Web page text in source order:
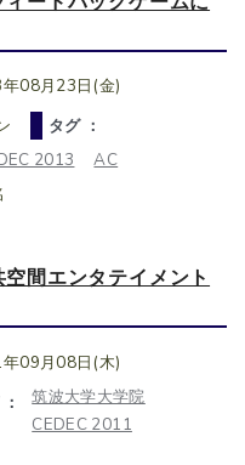
08月23日(金)
タグ ：
2013
AC
間エンタテイメント
09月08日(木)
筑波大学大学院
CEDEC 2011